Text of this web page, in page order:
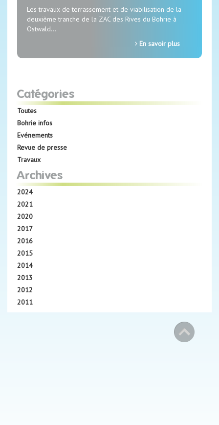
Les travaux de terrassement et de viabilisation de la
deuxième tranche de la ZAC des Rives du Bohrie à
Ostwald…
En savoir plus
Catégories
Toutes
Bohrie infos
Evénements
Revue de presse
Travaux
Archives
2024
2021
2020
2017
2016
2015
2014
2013
2012
2011